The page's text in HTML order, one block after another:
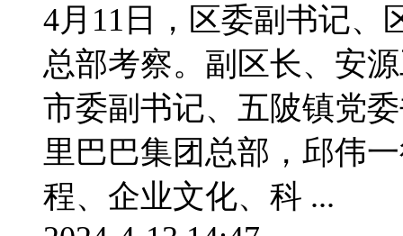
4月11日，区委副书记、
总部考察。副区长、安
市委副书记、五陂镇党
里巴巴集团总部，邱伟
程、企业文化、科 ...